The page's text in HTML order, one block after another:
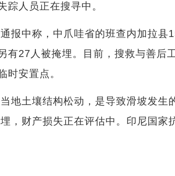
踪人员正在搜寻中。
中称，中爪哇省的班查内加拉县
有27人被掩埋。目前，搜救与善后
时安置点。
土壤结构松动，是导致滑坡发生
，财产损失正在评估中。印尼国家